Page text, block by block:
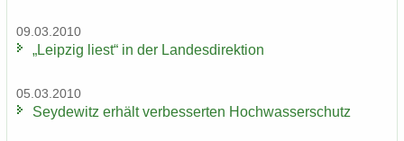
09.03.2010
„Leip­zig liest“ in der Lan­des­di­rek­ti­on
05.03.2010
Sey­de­witz er­hält ver­bes­ser­ten Hoch­was­ser­schutz